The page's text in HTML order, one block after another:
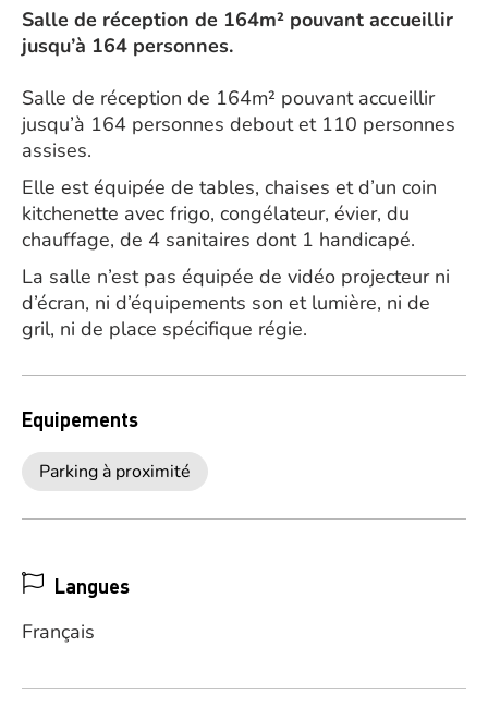
Salle de réception de 164m² pouvant accueillir
jusqu’à 164 personnes.
Salle de réception de 164m² pouvant accueillir
jusqu’à 164 personnes debout et 110 personnes
assises.
Elle est équipée de tables, chaises et d’un coin
kitchenette avec frigo, congélateur, évier, du
chauffage, de 4 sanitaires dont 1 handicapé.
La salle n’est pas équipée de vidéo projecteur ni
d’écran, ni d’équipements son et lumière, ni de
gril, ni de place spécifique régie.
Equipements
Parking à proximité
Langues
Français